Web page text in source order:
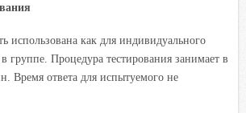
использована как для индивидуального
группе. Процедура тестирования занимает в
Время ответа для испытуемого не